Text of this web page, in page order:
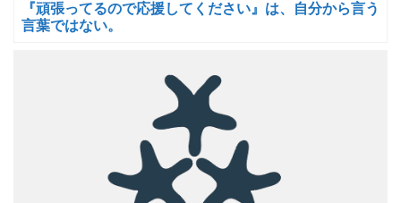
『頑張ってるので応援してください』は、自分から言う
言葉ではない。